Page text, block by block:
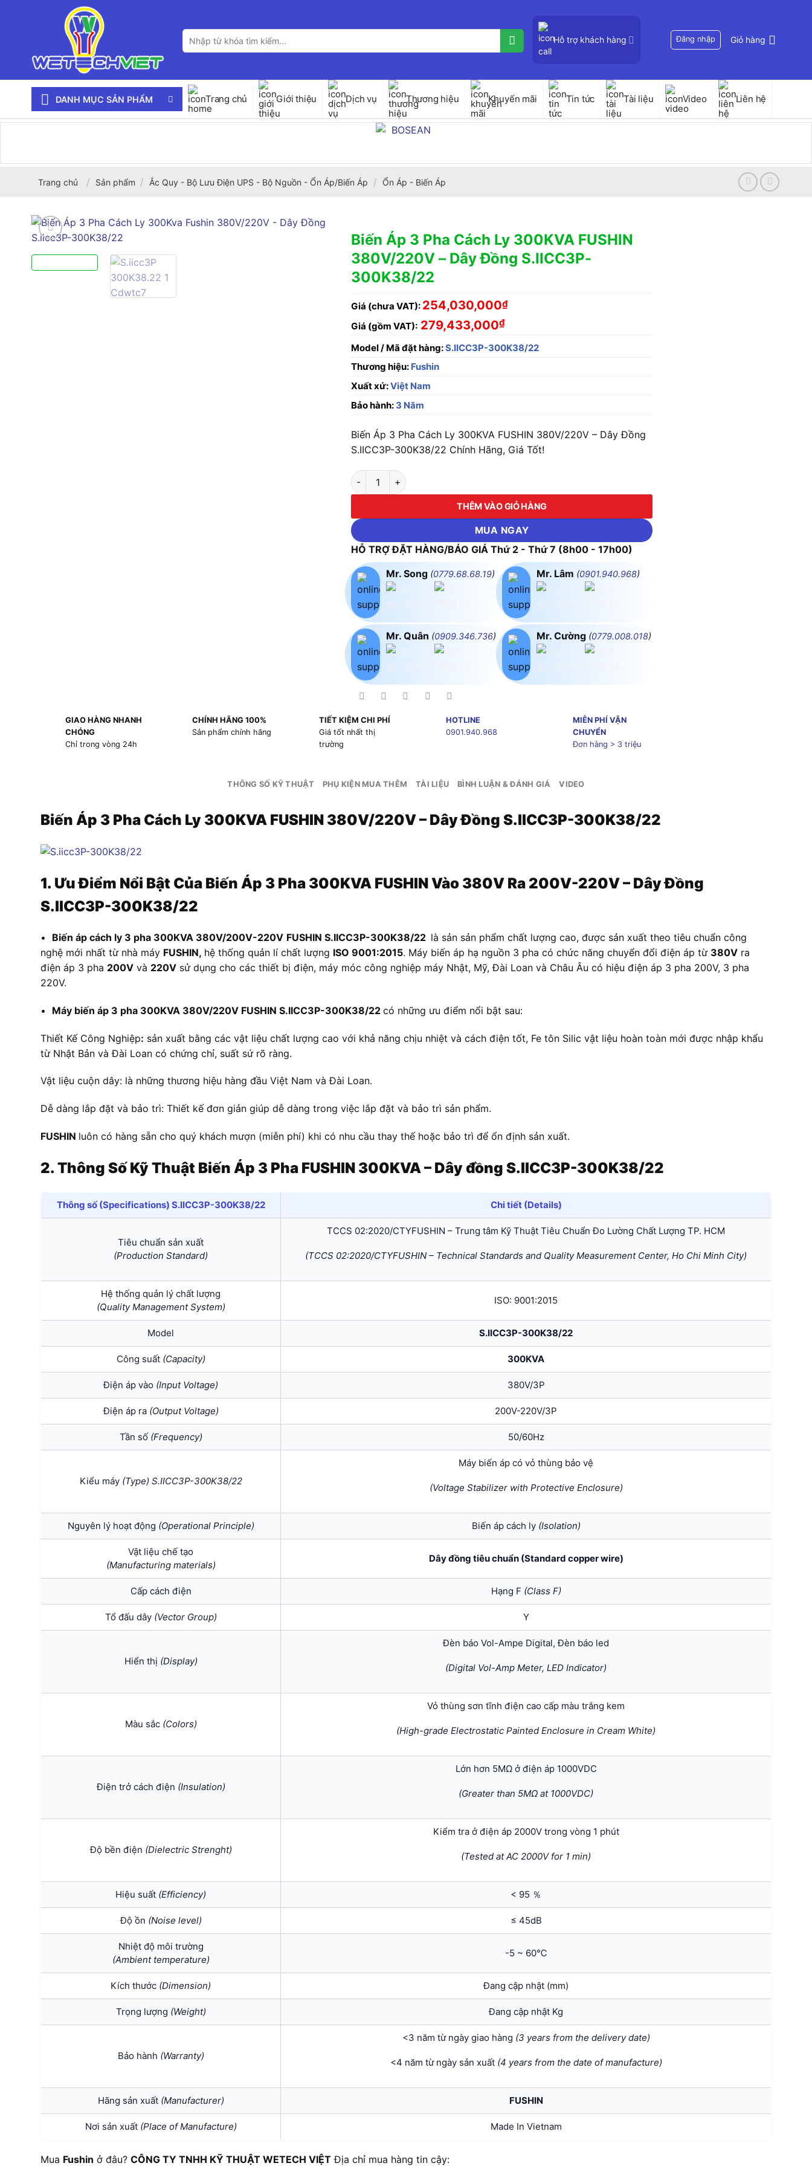
Tìm
kiếm:
Hỗ trợ khách hàng Đăng nhập Giỏ hàng
DANH MỤC SẢN PHẨM Trang chủ Giới thiệu Dịch vụ Thương hiệu Khuyến mãi Tin tức Tài liệu Video Liên hệ
Trang chủ / Sản phẩm / Ắc Quy - Bộ Lưu Điện UPS - Bộ Nguồn - Ổn Áp/Biến Áp / Ổn Áp - Biến Áp
Biến Áp 3 Pha Cách Ly 300KVA FUSHIN
380V/220V – Dây Đồng S.IICC3P-
300K38/22
Giá (chưa VAT): 254,030,000₫
Giá (gồm VAT): 279,433,000₫
Model / Mã đặt hàng:S.IICC3P-300K38/22
Thương hiệu: Fushin
Xuất xứ:Việt Nam
Bảo hành: 3 Năm
Biến Áp 3 Pha Cách Ly 300KVA FUSHIN 380V/220V – Dây Đồng
S.IICC3P-300K38/22 Chính Hãng, Giá Tốt!
Biến Áp 3 Pha Cách Ly 300KVA FUSHIN 380V/220V - Dây Đồng S.IICC3P-300K38/22 số lượng
THÊM VÀO GIỎ HÀNG
MUA NGAY
HỖ TRỢ ĐẶT HÀNG/BÁO GIÁ Thứ 2 - Thứ 7 (8h00 - 17h00)
Mr. Song (0779.68.68.19)
Mr. Quân (0909.346.736)
Mr. Lâm (0901.940.968)
Mr. Cường (0779.008.018)
GIAO HÀNG NHANH
CHÓNG
Chỉ trong vòng 24h
CHÍNH HÃNG 100%
Sản phẩm chính hãng
TIẾT KIỆM CHI PHÍ
Giá tốt nhất thị
trường
HOTLINE
0901.940.968
MIỄN PHÍ VẬN
CHUYỂN
Đơn hàng > 3 triệu
THÔNG SỐ KỸ THUẬT PHỤ KIỆN MUA THÊM TÀI LIỆU BÌNH LUẬN & ĐÁNH GIÁ VIDEO
Biến Áp 3 Pha Cách Ly 300KVA FUSHIN 380V/220V – Dây Đồng S.IICC3P-300K38/22
1. Ưu Điểm Nổi Bật Của Biến Áp 3 Pha 300KVA FUSHIN Vào 380V Ra 200V-220V – Dây Đồng
S.IICC3P-300K38/22
• Biến áp cách ly 3 pha 300KVA 380V/200V-220V FUSHIN S.IICC3P-300K38/22 là sản sản phẩm chất lượng cao, được sản xuất theo tiêu chuẩn công
nghệ mới nhất từ nhà máy FUSHIN, hệ thống quản lí chất lượng ISO 9001:2015. Máy biến áp hạ nguồn 3 pha có chức năng chuyển đổi điện áp từ 380V ra
điện áp 3 pha 200V và 220V sử dụng cho các thiết bị điện, máy móc công nghiệp máy Nhật, Mỹ, Đài Loan và Châu Âu có hiệu điện áp 3 pha 200V, 3 pha
220V.
• Máy biến áp 3 pha 300KVA 380V/220V FUSHIN S.IICC3P-300K38/22 có những ưu điểm nổi bật sau:
Thiết Kế Công Nghiệp: sản xuất bằng các vật liệu chất lượng cao với khả năng chịu nhiệt và cách điện tốt, Fe tôn Silic vật liệu hoàn toàn mới được nhập khẩu
từ Nhật Bản và Đài Loan có chứng chỉ, suất sứ rõ ràng.
Vật liệu cuộn dây: là những thương hiệu hàng đầu Việt Nam và Đài Loan.
Dễ dàng lắp đặt và bảo trì: Thiết kế đơn giản giúp dễ dàng trong việc lắp đặt và bảo trì sản phẩm.
FUSHIN luôn có hàng sẵn cho quý khách mượn (miễn phí) khi có nhu cầu thay thế hoặc bảo trì để ổn định sản xuất.
2. Thông Số Kỹ Thuật Biến Áp 3 Pha FUSHIN 300KVA – Dây đồng S.IICC3P-300K38/22
Thông số (Specifications) S.IICC3P-300K38/22 Chi tiết (Details)
Tiêu chuẩn sản xuất
(Production Standard)
TCCS 02:2020/CTYFUSHIN – Trung tâm Kỹ Thuật Tiêu Chuẩn Đo Lường Chất Lượng TP. HCM
(TCCS 02:2020/CTYFUSHIN – Technical Standards and Quality Measurement Center, Ho Chi Minh City)
Hệ thống quản lý chất lượng
(Quality Management System)
ISO: 9001:2015
Model S.IICC3P-300K38/22
Công suất (Capacity) 300KVA
Điện áp vào (Input Voltage) 380V/3P
Điện áp ra (Output Voltage) 200V-220V/3P
Tần số (Frequency) 50/60Hz
Kiểu máy (Type) S.IICC3P-300K38/22
Máy biến áp có vỏ thùng bảo vệ
(Voltage Stabilizer with Protective Enclosure)
Nguyên lý hoạt động (Operational Principle) Biến áp cách ly (Isolation)
Vật liệu chế tạo
(Manufacturing materials)
Dây đồng tiêu chuẩn (Standard copper wire)
Cấp cách điện Hạng F (Class F)
Tổ đấu dây (Vector Group) Y
Hiển thị (Display)
Đèn báo Vol-Ampe Digital, Đèn báo led
(Digital Vol-Amp Meter, LED Indicator)
Màu sắc (Colors)
Vỏ thùng sơn tĩnh điện cao cấp màu trắng kem
(High-grade Electrostatic Painted Enclosure in Cream White)
Điện trở cách điện (Insulation)
Lớn hơn 5MΩ ở điện áp 1000VDC
(Greater than 5MΩ at 1000VDC)
Độ bền điện (Dielectric Strenght)
Kiểm tra ở điện áp 2000V trong vòng 1 phút
(Tested at AC 2000V for 1 min)
Hiệu suất (Efficiency) < 95 ％
Độ ồn (Noise level) ≤ 45dB
Nhiệt độ môi trường
(Ambient temperature)
-5 ~ 60℃
Kích thước (Dimension) Đang cập nhật (mm)
Trọng lượng (Weight) Đang cập nhật Kg
Bảo hành (Warranty)
<3 năm từ ngày giao hàng (3 years from the delivery date)
<4 năm từ ngày sản xuất (4 years from the date of manufacture)
Hãng sản xuất (Manufacturer) FUSHIN
Nơi sản xuất (Place of Manufacture) Made In Vietnam
Mua Fushin ở đâu? CÔNG TY TNHH KỸ THUẬT WETECH VIỆT Địa chỉ mua hàng tin cậy: